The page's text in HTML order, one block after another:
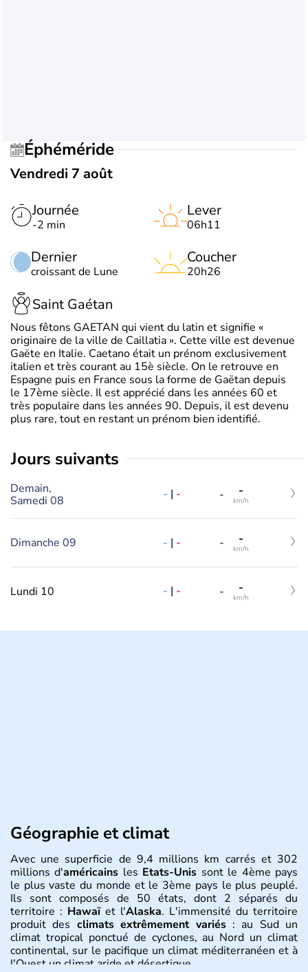
Éphéméride
Vendredi 7 août
Journée
-2 min
Dernier
croissant de Lune
Lever
06h11
Coucher
20h26
Saint Gaétan
Nous fêtons GAETAN qui vient du latin et signifie «
originaire de la ville de Caillatia ». Cette ville est devenue
Gaëte en Italie. Caetano était un prénom exclusivement
italien et très courant au 15è siècle. On le retrouve en
Espagne puis en France sous la forme de Gaëtan depuis
le 17ème siècle. Il est apprécié dans les années 60 et
très populaire dans les années 90. Depuis, il est devenu
plus rare, tout en restant un prénom bien identifié.
jours suivants
Demain,
Samedi 08
- | - - -
km/h
Dimanche 09 - | - - -
km/h
Lundi 10 - | - - -
km/h
Géographie et climat
Avec une superficie de 9,4 millions km carrés et 302
millions d'américains les Etats-Unis sont le 4ème pays
le plus vaste du monde et le 3ème pays le plus peuplé.
Ils sont composés de 50 états, dont 2 séparés du
territoire : Hawaïet l'Alaska. L'immensité du territoire
produit des climats extrêmement variés: au Sud un
climat tropical ponctué de cyclones, au Nord un climat
continental, sur le pacifique un climat méditerranéen et à
l'Ouest un climat aride et désertique.